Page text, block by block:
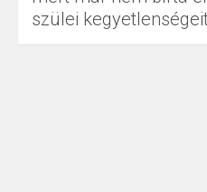
szülei